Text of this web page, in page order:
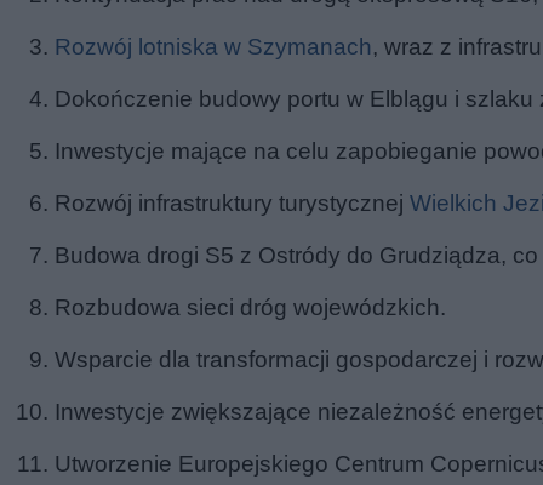
Rozwój lotniska w Szymanach, wraz z
Dokończenie budowy portu w Elblągu i szlaku
Inwestycje mające na celu zapobieganie
Rozwój infrastruktury turystycznej Wielkich
Budowa drogi S5 z Ostródy do Grudziądza,
Rozbudowa sieci dróg wojewódzkich.
Wsparcie dla transformacji gospodarczej i
Inwestycje zwiększające niezależność
Utworzenie Europejskiego Centrum